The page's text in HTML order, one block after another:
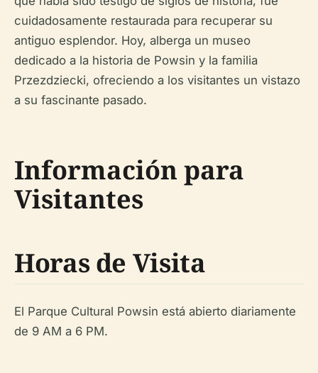
cuidadosamente restaurada para recuperar su
antiguo esplendor. Hoy, alberga un museo
dedicado a la historia de Powsin y la familia
Przezdziecki, ofreciendo a los visitantes un vistazo
a su fascinante pasado.
Información para
Visitantes
Horas de Visita
El Parque Cultural Powsin está abierto diariamente
de 9 AM a 6 PM.